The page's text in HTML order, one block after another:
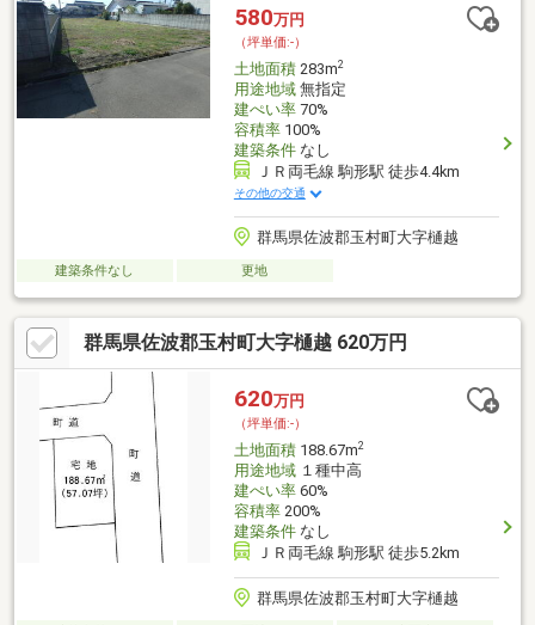
580万円
（坪単価:-）
土地面積283m2
用途地域無指定
建ぺい率70%
容積率100%
建築条件なし
ＪＲ両毛線 駒形駅 徒歩4.4km
その他の交通
群馬県佐波郡玉村町大字樋越
建築条件なし 更地
群馬県佐波郡玉村町大字樋越 620万円
620万円
（坪単価:-）
土地面積188.67m2
用途地域１種中高
建ぺい率60%
容積率200%
建築条件なし
ＪＲ両毛線 駒形駅 徒歩5.2km
群馬県佐波郡玉村町大字樋越